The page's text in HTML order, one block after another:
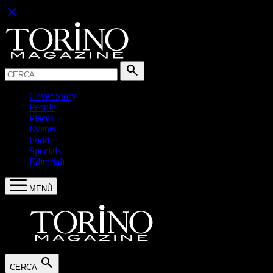
close
search
Cover Story
People
Places
Events
Food
Specials
Editoriali
MENÙ
CERCA search